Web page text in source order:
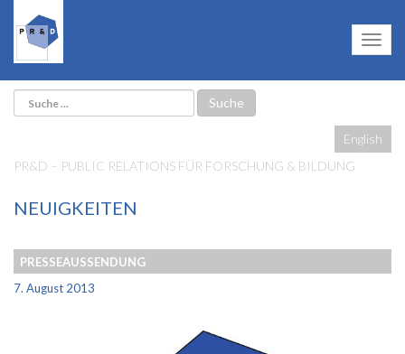
English
PR&D – PUBLIC RELATIONS FÜR FORSCHUNG & BILDUNG
NEUIGKEITEN
PRESSEAUSSENDUNG
7. August 2013